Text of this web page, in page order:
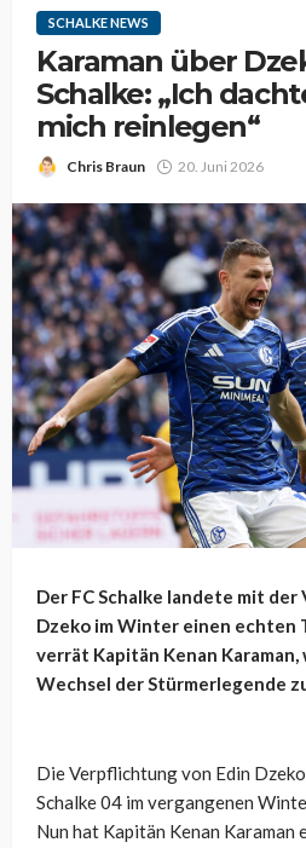
SCHALKE NEWS
Karaman über
Schalke: „Ich
mich reinlegen“
Chris Braun 20. Juni 2026
Der FC Schalke landete mit
Dzeko im Winter einen echten
verrät Kapitän Kenan
Wechsel der Stürmerlegende
Die Verpflichtung von Edin
Schalke 04 im vergangenen
Nun hat Kapitän Kenan Karaman